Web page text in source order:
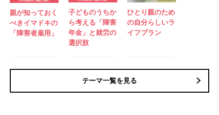
親が知っておく
べきイマドキの
「障害者雇用」
子どものうちか
ら考える「障害
年金」と就労の
選択肢
ひとり親のため
の自分らしいラ
イフプラン
テーマ一覧を見る